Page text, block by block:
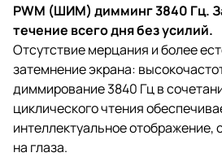
PWM (ШИМ) димминг 3840 Гц.
течение всего дня без усилий.
Отсутствие мерцания и более
затемнение экрана:
диммирование 3840 Гц в
циклического чтения
интеллектуальное отображение,
на глаза.